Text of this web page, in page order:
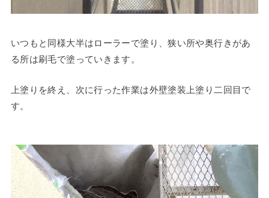
いつもと同様大半はローラーで塗り、狭い所や奥行きがあ
る所は刷毛で塗っていきます。
上塗りを終え、次に行った作業は外壁塗装上塗り二回目で
す。